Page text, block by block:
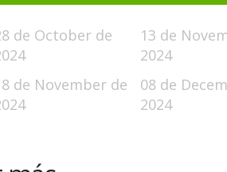
de October de
13 de
2024
de November de
08 de
2024